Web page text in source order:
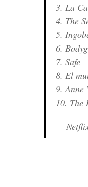
3. La
4. The
5.
6.
7. Safe
8. El
9. Anne
10. The
—